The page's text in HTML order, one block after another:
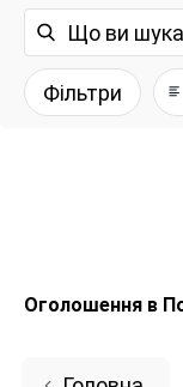
Фільтри
Оголошення в